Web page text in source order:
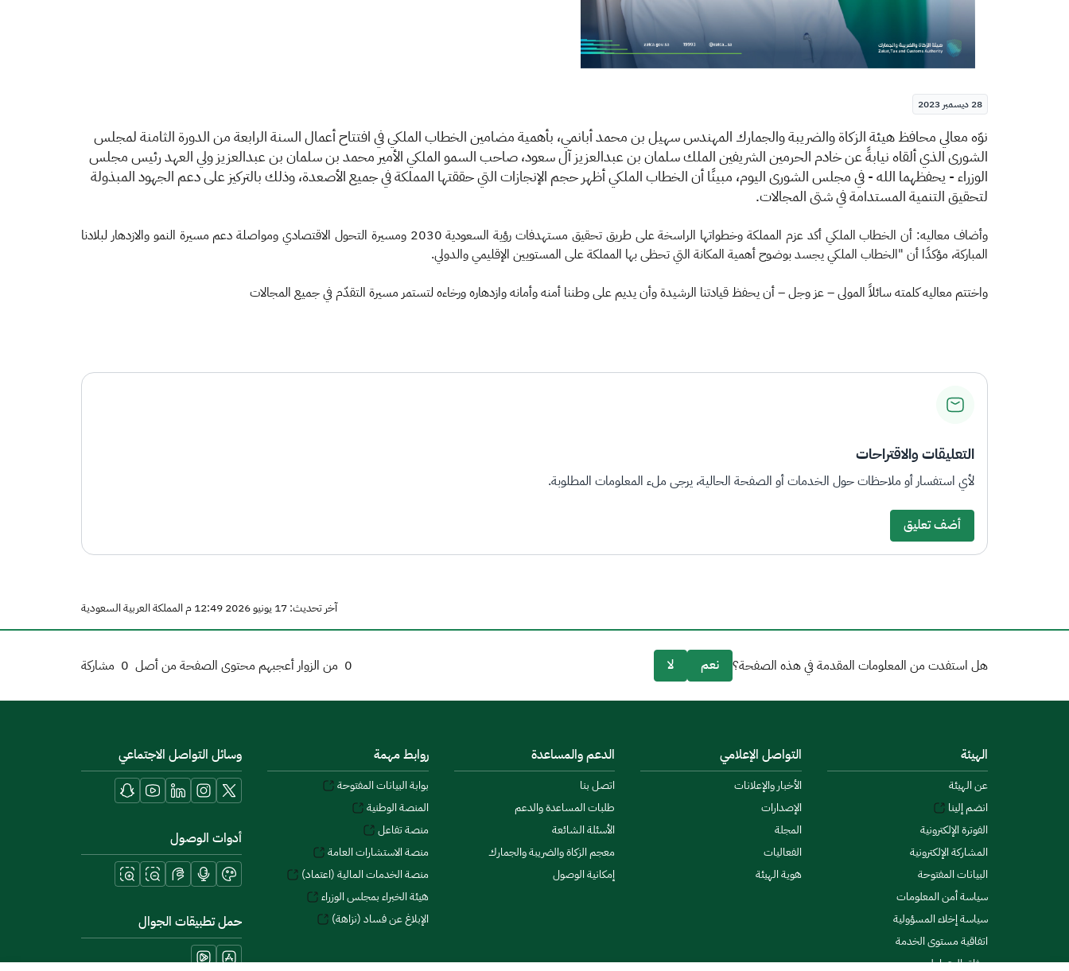
28 ديسمبر 2023
​​​​​​نوّه معالي محافظ هيئة الزكاة والضريبة والجمارك المهندس سهيل بن محمد أبانمي، بأهمية مضامين الخطاب الملكي في افتتاح أعمال السنة الرابعة من الدورة الثامنة لمجلس
الشورى الذي ألقاه نيابةً عن خادم الحرمين الشريفين الملك سلمان بن عبدالعزيز آل سعود، صاحب السمو الملكي الأمير محمد بن سلمان بن عبدالعزيز ولي العهد رئيس مجلس
الوزراء - يحفظهما الله - في مجلس الشورى اليوم، مبينًا أن الخطاب الملكي أظهر حجم الإنجازات التي حققتها المملكة في جميع الأصعدة، وذلك بالتركيز على دعم الجهود المبذولة
لتحقيق التنمية المستدامة في شتى المجالات.
وأضاف معاليه: أن الخطاب الملكي أكد عزم المملكة وخطواتها الراسخة على طريق تحقيق مستهدفات رؤية السعودية 2030 ومسيرة التحول الاقتصادي ومواصلة دعم مسيرة النمو والازدهار لبلادنا
المباركة، مؤكدًا أن "الخطاب الملكي يجسد بوضوح أهمية المكانة التي تحظى بها المملكة على المستويين الإقليمي والدولي.
واختتم معاليه كلمته سائلاً المولى – عز وجل – أن يحفظ قيادتنا الرشيدة وأن يديم على وطننا أمنه وأمانه وازدهاره ورخاءه لتستمر مسيرة التقدّم في جميع المجالات​
التعليقات والاقتراحات
لأي استفسار أو ملاحظات حول الخدمات أو الصفحة الحالية، يرجى ملء المعلومات المطلوبة.
أضف تعليق
آخر تحديث: 17 يونيو 2026 12:49 م المملكة العربية السعودية
0 من الزوار أعجبهم محتوى الصفحة من أصل 0 مشاركة هل استفدت من المعلومات المقدمة في هذه الصفحة؟ نعم لا
الهيئة
عن الهيئة
انضم إلينا
الفوترة الإلكترونية
المشاركة الإلكترونية
البيانات المفتوحة
سياسة أمن المعلومات
سياسة إخلاء المسؤولية
اتفاقية مستوى الخدمة
ميثاق المتعاملين
التواصل الإعلامي
الأخبار والإعلانات
الإصدارات
المجلة
الفعاليات
هوية الهيئة
الدعم والمساعدة
اتصل بنا
طلبات المساعدة والدعم
الأسئلة الشائعة
معجم الزكاة والضريبة والجمارك
إمكانية الوصول
روابط مهمة
بوابة البيانات المفتوحة
المنصة الوطنية
منصة تفاعل
منصة الاستشارات العامة
منصة الخدمات المالية (اعتماد)
هيئة الخبراء بمجلس الوزراء
الإبلاغ عن فساد (نزاهة)
وسائل التواصل الاجتماعي
أدوات الوصول
حمل تطبيقات الجوال